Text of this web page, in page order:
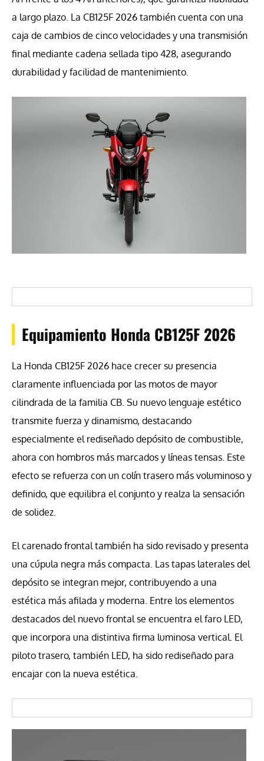
a largo plazo. La CB125F 2026 también cuenta con una
caja de cambios de cinco velocidades y una transmisión
final mediante cadena sellada tipo 428, asegurando
durabilidad y facilidad de mantenimiento.
Equipamiento Honda CB125F 2026
La Honda CB125F 2026 hace crecer su presencia
claramente influenciada por las motos de mayor
cilindrada de la familia CB. Su nuevo lenguaje estético
transmite fuerza y dinamismo, destacando
especialmente el rediseñado depósito de combustible,
ahora con hombros más marcados y líneas tensas. Este
efecto se refuerza con un colín trasero más voluminoso y
definido, que equilibra el conjunto y realza la sensación
de solidez.
El carenado frontal también ha sido revisado y presenta
una cúpula negra más compacta. Las tapas laterales del
depósito se integran mejor, contribuyendo a una
estética más afilada y moderna. Entre los elementos
destacados del nuevo frontal se encuentra el faro LED,
que incorpora una distintiva firma luminosa vertical. El
piloto trasero, también LED, ha sido rediseñado para
encajar con la nueva estética.